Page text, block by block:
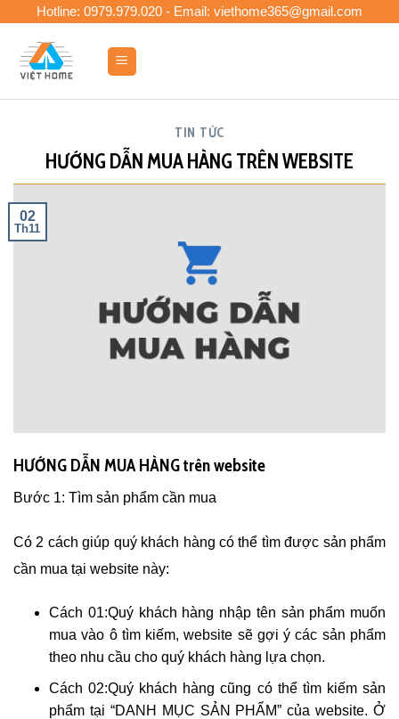
content
Hotline: 0979.979.020 - Email: viethome365@gmail.com
TIN TỨC
HƯỚNG DẪN MUA HÀNG TRÊN WEBSITE
02
Th11
HƯỚNG DẪN MUA HÀNG trên website
Bước 1: Tìm sản phẩm cần mua
Có 2 cách giúp quý khách hàng có thể tìm được sản phẩm
cần mua tại website này:
Cách 01:Quý khách hàng nhập tên sản phẩm muốn
mua vào ô tìm kiếm, website sẽ gợi ý các sản phẩm
theo nhu cầu cho quý khách hàng lựa chọn.
Cách 02:Quý khách hàng cũng có thể tìm kiếm sản
phẩm tại “DANH MỤC SẢN PHẨM” của website. Ở